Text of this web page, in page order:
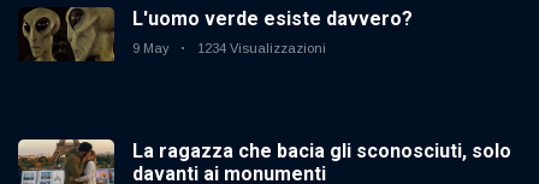
L'uomo verde esiste davvero?
9 May 1234 Visualizzazioni
La ragazza che bacia gli sconosciuti, solo
davanti ai monumenti